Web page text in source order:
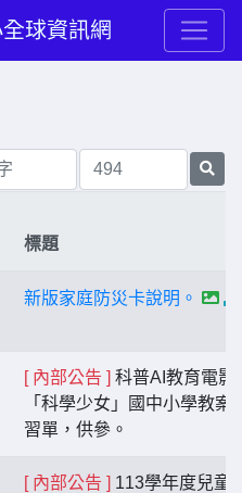
球資訊網
標題
新版家庭防災卡說明。
[ 內部公告 ] 科普AI教育電影
「科學少女」國中小學教案
習單，供參。
[ 內部公告 ] 113學年度兒童